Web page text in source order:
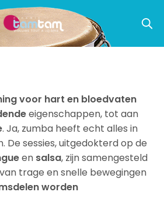
voor hart en bloedvaten
eigenschappen, tot aan
. Ja, zumba heeft echt alles in
De sessies, uitgedokterd op de
en salsa, zijn samengesteld
trage en snelle bewegingen
worden